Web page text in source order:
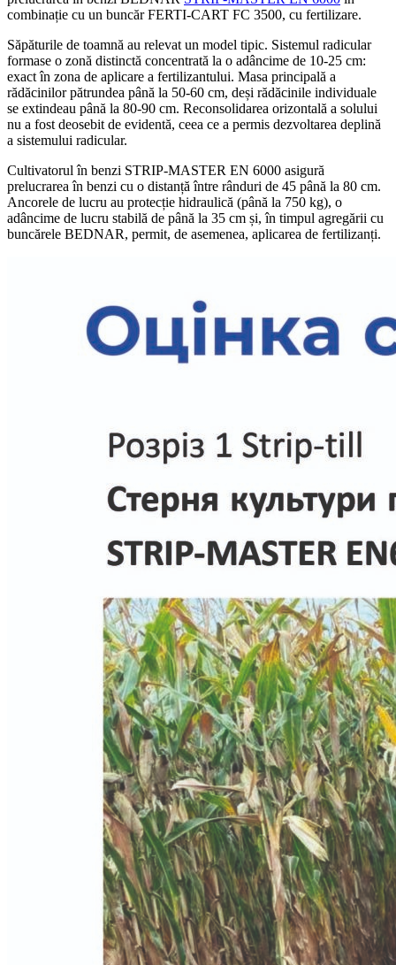
combinație cu un buncăr FERTI-CART FC 3500, cu fertilizare.
Săpăturile de toamnă au relevat un model tipic. Sistemul radicular
formase o zonă distinctă concentrată la o adâncime de 10-25 cm:
exact în zona de aplicare a fertilizantului. Masa principală a
rădăcinilor pătrundea până la 50-60 cm, deși rădăcinile individuale
se extindeau până la 80-90 cm. Reconsolidarea orizontală a solului
nu a fost deosebit de evidentă, ceea ce a permis dezvoltarea deplină
a sistemului radicular.
Cultivatorul în benzi STRIP-MASTER EN 6000 asigură
prelucrarea în benzi cu o distanță între rânduri de 45 până la 80 cm.
Ancorele de lucru au protecție hidraulică (până la 750 kg), o
adâncime de lucru stabilă de până la 35 cm și, în timpul agregării cu
buncărele BEDNAR, permit, de asemenea, aplicarea de fertilizanți.